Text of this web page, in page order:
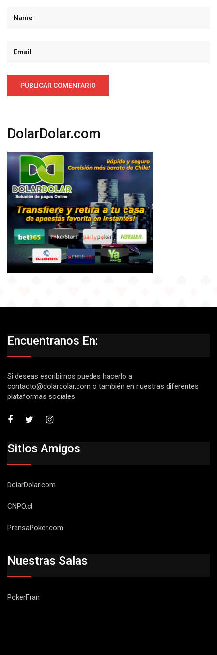
DolarDolar.com
Encuentranos En:
Si deseas escribirnos puedes hacerlo a
contacto@dolardolar.com o también en nuestras diferentes
plataformas sociales
Sitios Amigos
DolarDolar.com
CNPO.cl
PrensaPoker.com
Nuestras Salas
PokerFran